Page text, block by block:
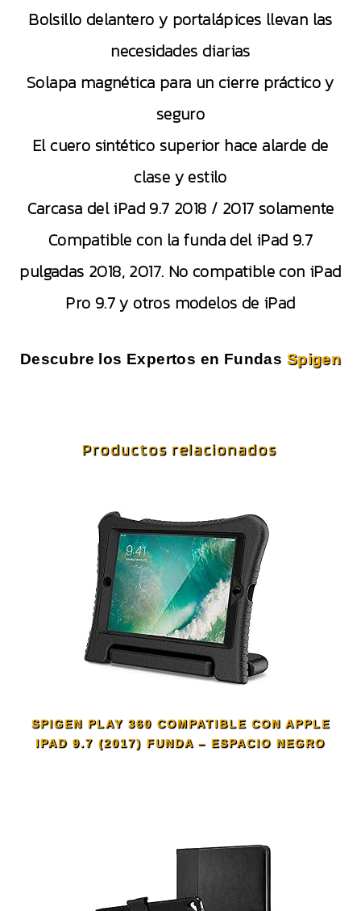
Bolsillo delantero y portalápices llevan las
necesidades diarias
Solapa magnética para un cierre práctico y
seguro
El cuero sintético superior hace alarde de
clase y estilo
Carcasa del iPad 9.7 2018 / 2017 solamente
Compatible con la funda del iPad 9.7
pulgadas 2018, 2017. No compatible con iPad
Pro 9.7 y otros modelos de iPad
Descubre los Expertos en Fundas Spigen
Productos relacionados
SPIGEN PLAY 360 COMPATIBLE CON APPLE
IPAD 9.7 (2017) FUNDA – ESPACIO NEGRO